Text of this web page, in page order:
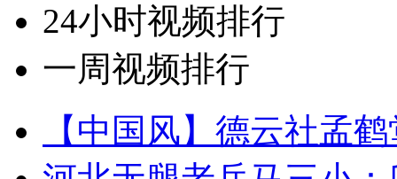
24小时视频排行
一周视频排行
【中国风】德云社孟